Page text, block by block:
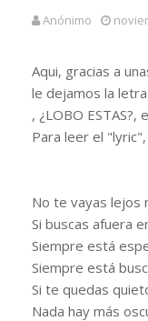
Anónimo
Aqui, gracias a
le dejamos la
, ¿LOBO
Para leer el "lyric",
No te vayas lejos
Si buscas afuera
Siempre está
Siempre está
Si te quedas
Nada hay más